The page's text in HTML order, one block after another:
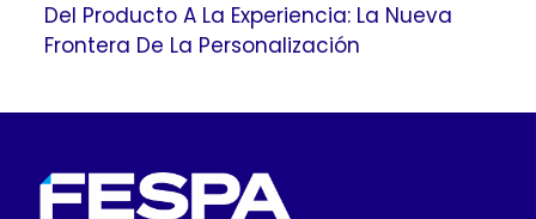
Del Producto A La Experiencia: La Nueva
Frontera De La Personalización